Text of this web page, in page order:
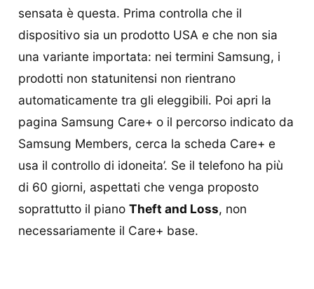
sensata è questa. Prima controlla che il
dispositivo sia un prodotto USA e che non sia
una variante importata: nei termini Samsung, i
prodotti non statunitensi non rientrano
automaticamente tra gli eleggibili. Poi apri la
pagina Samsung Care+ o il percorso indicato da
Samsung Members, cerca la scheda Care+ e
usa il controllo di idoneita’. Se il telefono ha più
di 60 giorni, aspettati che venga proposto
soprattutto il piano Theft and Loss, non
necessariamente il Care+ base.